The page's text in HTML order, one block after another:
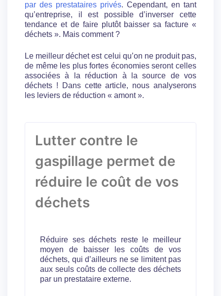
par des prestataires privés. Cependant, en tant
qu’entreprise, il est possible d’inverser cette
tendance et de faire plutôt baisser sa facture «
déchets ». Mais comment ?
Le meilleur déchet est celui qu’on ne produit pas,
de même les plus fortes économies seront celles
associées à la réduction à la source de vos
déchets ! Dans cette article, nous analyserons
les leviers de réduction « amont ».
Lutter contre le
gaspillage permet de
réduire le coût de vos
déchets
Réduire ses déchets reste le meilleur
moyen de baisser les coûts de vos
déchets, qui d’ailleurs ne se limitent pas
aux seuls coûts de collecte des déchets
par un prestataire externe.